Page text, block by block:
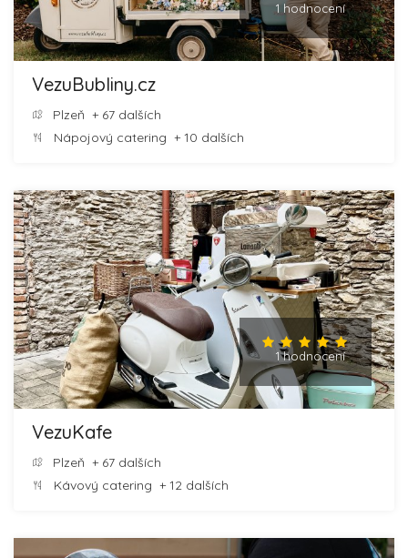
1 hodnocení
VezuBubliny.cz
Plzeň + 67 dalších
Nápojový catering + 10 dalších
1 hodnocení
VezuKafe
Plzeň + 67 dalších
Kávový catering + 12 dalších